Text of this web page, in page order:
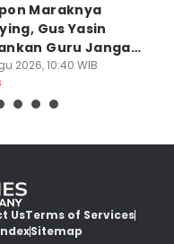
Maraknya
Gus Yasin
Guru Jangan
Siswa
2026, 10:40 WIB
UsTerms of Services
Sitemap